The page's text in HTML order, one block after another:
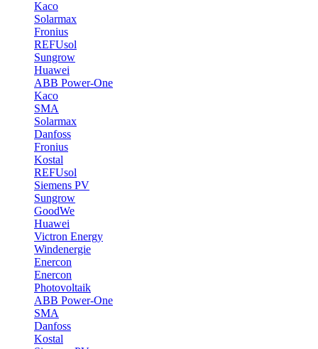
Kaco
Solarmax
Fronius
REFUsol
Sungrow
Huawei
ABB Power-One
Kaco
SMA
Solarmax
Danfoss
Fronius
Kostal
REFUsol
Siemens PV
Sungrow
GoodWe
Huawei
Victron Energy
Windenergie
Enercon
Enercon
Photovoltaik
ABB Power-One
SMA
Danfoss
Kostal